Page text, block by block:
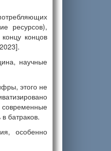
ресурсов),
концов
научные
этого не
современные
батраков.
особенно